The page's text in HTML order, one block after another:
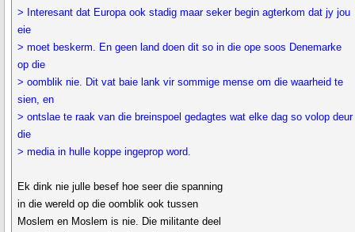
> Interesant dat Europa ook stadig maar seker begin agterkom dat jy jou
eie
> moet beskerm. En geen land doen dit so in die ope soos Denemarke
op die
> oomblik nie. Dit vat baie lank vir sommige mense om die waarheid te
sien, en
> ontslae te raak van die breinspoel gedagtes wat elke dag so volop deur
die
> media in hulle koppe ingeprop word.
Ek dink nie julle besef hoe seer die spanning
in die wereld op die oomblik ook tussen
Moslem en Moslem is nie. Die militante deel